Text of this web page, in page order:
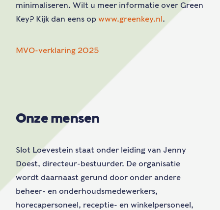
minimaliseren. Wilt u meer informatie over Green
Key? Kijk dan eens op www.greenkey.nl.
MVO-verklaring 2025
Onze mensen
Slot Loevestein staat onder leiding van Jenny
Doest, directeur-bestuurder. De organisatie
wordt daarnaast gerund door onder andere
beheer- en onderhoudsmedewerkers,
horecapersoneel, receptie- en winkelpersoneel,